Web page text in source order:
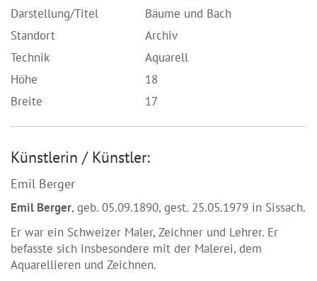
Darstellung/Titel
Bäume und Bach
Standort
Archiv
Technik
Aquarell
Höhe
18
Breite
17
Künstlerin / Künstler:
Emil Berger
Emil Berger, geb. 05.09.1890, gest. 25.05.1979 in Sissach.
Er war ein Schweizer Maler, Zeichner und Lehrer. Er
befasste sich insbesondere mit der Malerei, dem
Aquarellieren und Zeichnen.